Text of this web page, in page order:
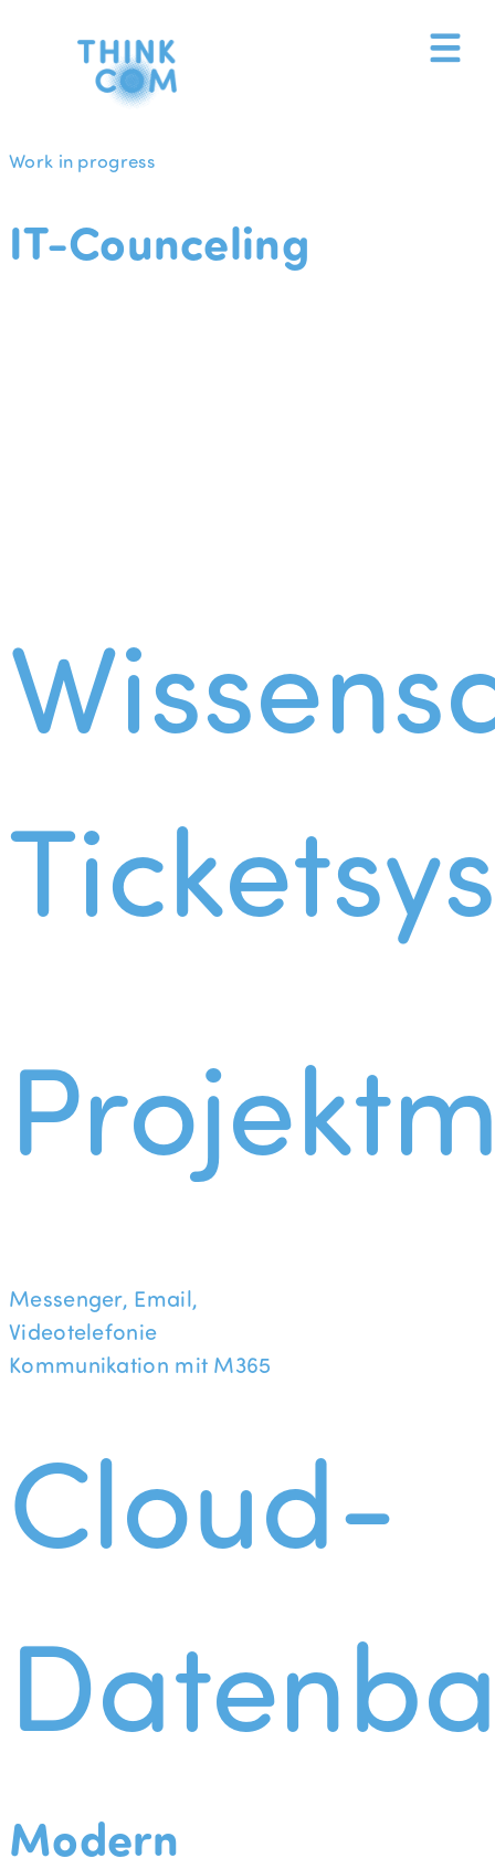
Work in progress
IT-Counceling
Messenger, Email,
Videotelefonie
Kommunikation mit M365
Cloud-
Modern